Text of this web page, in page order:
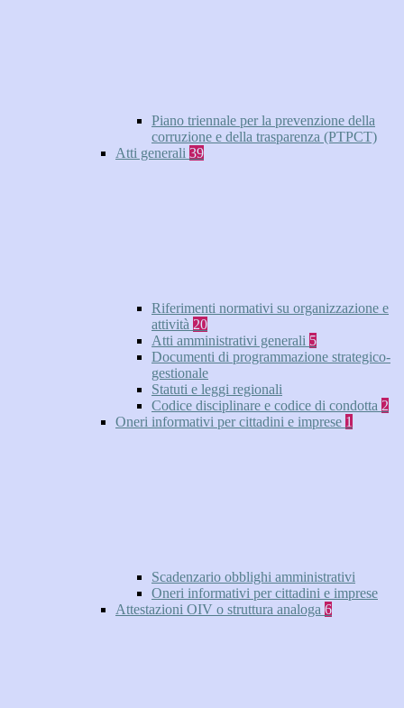
Piano triennale per la prevenzione della
corruzione e della trasparenza (PTPCT)
Atti generali 39
Riferimenti normativi su organizzazione e
attività 20
Atti amministrativi generali 5
Documenti di programmazione strategico-
gestionale
Statuti e leggi regionali
Codice disciplinare e codice di condotta 2
Oneri informativi per cittadini e imprese 1
Scadenzario obblighi amministrativi
Oneri informativi per cittadini e imprese
Attestazioni OIV o struttura analoga 6